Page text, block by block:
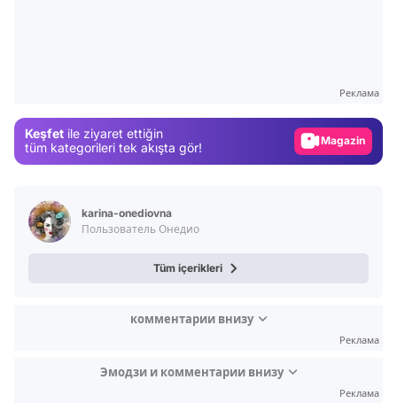
Реклама
Keşfet ile ziyaret ettiğin
tüm kategorileri tek akışta gör!
Video
karina-onediovna
Пользователь Онедио
Tüm içerikleri
комментарии внизу
Реклама
Эмодзи и комментарии внизу
Реклама